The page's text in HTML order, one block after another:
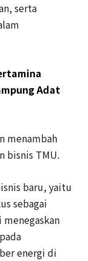
serta
Adat
menambah
bisnis TMU.
baru, yaitu
sebagai
energi di